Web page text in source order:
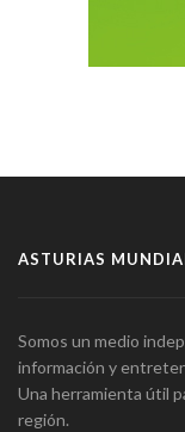
ASTURIAS
Somos un medio
información y
Una herramienta útil
región.